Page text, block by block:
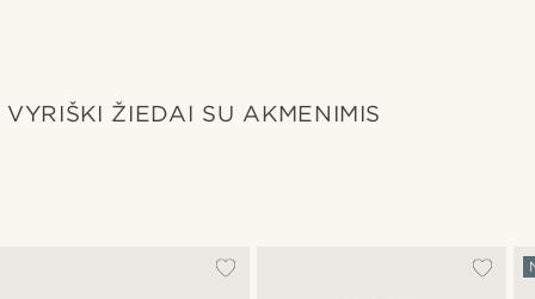
VYRIŠKI ŽIEDAI SU AKMENIMIS